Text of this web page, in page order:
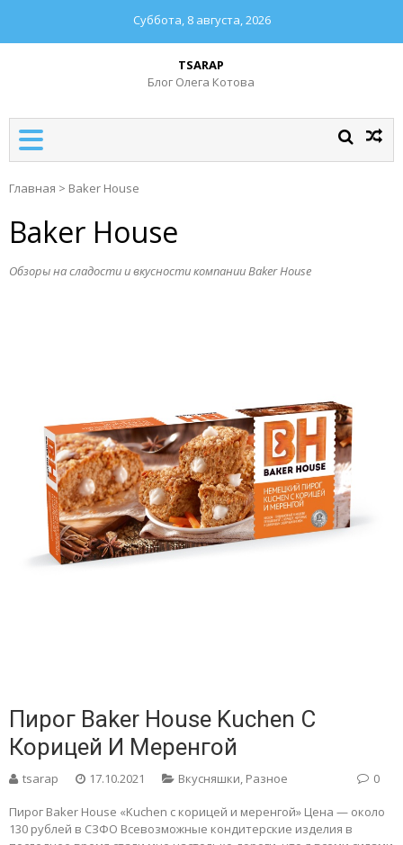
Суббота, 8 августа, 2026
TSARAP
Блог Олега Котова
Главная > Baker House
Baker House
Обзоры на сладости и вкусности компании Baker House
Пирог Baker House Kuchen С
Корицей И Меренгой
tsarap 17.10.2021 Вкусняшки, Разное 0
Пирог Baker House «Kuchen с корицей и меренгой» Цена — около
130 рублей в СЗФО Всевозможные кондитерские изделия в